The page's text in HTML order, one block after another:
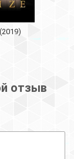
отзыв